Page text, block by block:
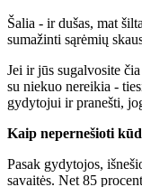
Šalia - ir dušas, mat
sumažinti sąrėmių
Jei ir jūs sugalvosite
su niekuo nereikia -
gydytojui ir pranešti,
Kaip nepernešioti
Pasak gydytojos,
savaitės. Net 85